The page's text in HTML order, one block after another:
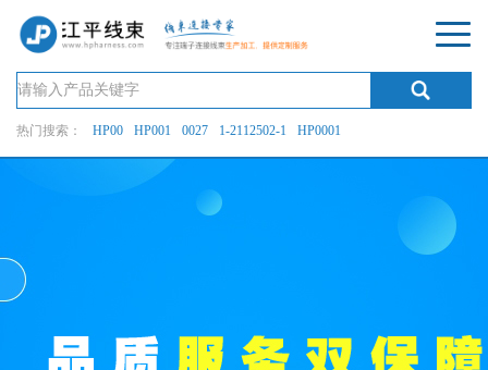
热门搜索： HP00 HP001 0027 1-2112502-1 HP0001